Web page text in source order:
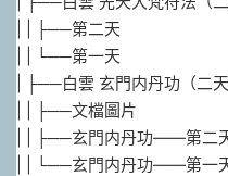
| | ├──第二天
| | └──第一天
| ├──白雲 玄門内丹功（二
| | ├──文檔圖片
| | ├──玄門内丹功——第二
| | └──玄門内丹功——第一